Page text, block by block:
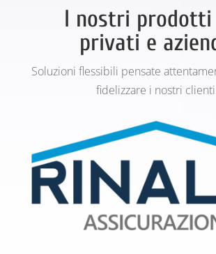
I nostri prodotti
privati e
Soluzioni flessibili pensate
fidelizzare i nostri clienti